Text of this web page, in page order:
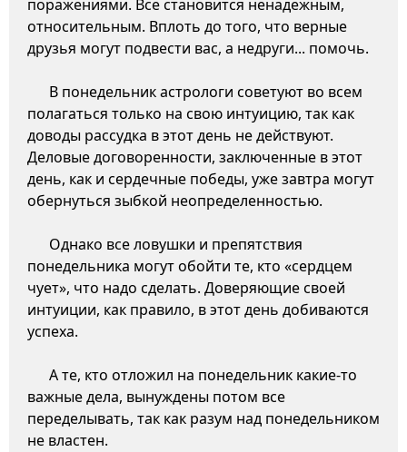
поражениями. Все становится ненадежным,
относительным. Вплоть до того, что верные
друзья могут подвести вас, а недруги... помочь.
В понедельник астрологи советуют во всем
полагаться только на свою интуицию, так как
доводы рассудка в этот день не действуют.
Деловые договоренности, заключенные в этот
день, как и сердечные победы, уже завтра могут
обернуться зыбкой неопределенностью.
Однако все ловушки и препятствия
понедельника могут обойти те, кто «сердцем
чует», что надо сделать. Доверяющие своей
интуиции, как правило, в этот день добиваются
успеха.
А те, кто отложил на понедельник какие-то
важные дела, вынуждены потом все
переделывать, так как разум над понедельником
не властен.